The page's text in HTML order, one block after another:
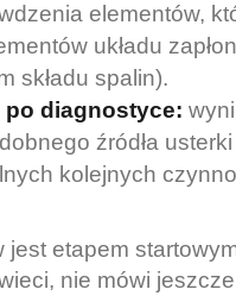
elementów,
układu
składu spalin).
po diagnostyce:
źródła
kolejnych
etapem
nie mówi